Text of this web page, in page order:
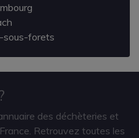
sous-forets
des déchèteries et
Retrouvez toutes les